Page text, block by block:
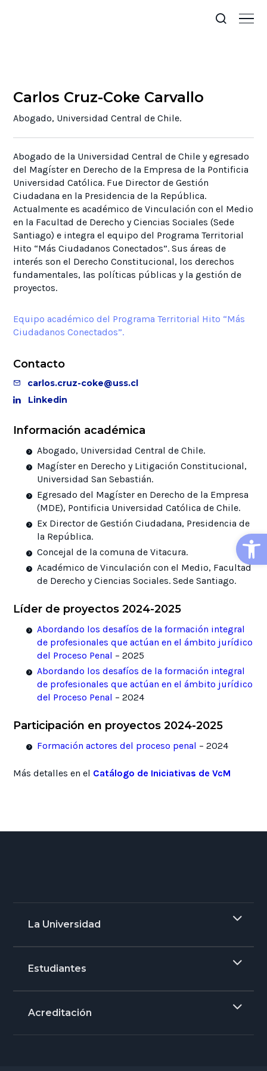
Carlos Cruz-Coke Carvallo
Abogado, Universidad Central de Chile.
Abogado de la Universidad Central de Chile y egresado
del Magíster en Derecho de la Empresa de la Pontificia
Universidad Católica. Fue Director de Gestión
Ciudadana en la Presidencia de la República.
Actualmente es académico de Vinculación con el Medio
en la Facultad de Derecho y Ciencias Sociales (Sede
Santiago) e integra el equipo del Programa Territorial
Hito “Más Ciudadanos Conectados”. Sus áreas de
interés son el Derecho Constitucional, los derechos
fundamentales, las políticas públicas y la gestión de
proyectos.
Equipo académico del Programa Territorial Hito “Más
Ciudadanos Conectados”.
Contacto
carlos.cruz-coke@uss.cl
Linkedin
Información académica
Abogado, Universidad Central de Chile.
Magíster en Derecho y Litigación Constitucional,
Universidad San Sebastián.
Egresado del Magíster en Derecho de la Empresa
(MDE), Pontificia Universidad Católica de Chile.
Ex Director de Gestión Ciudadana, Presidencia de
la República.
Concejal de la comuna de Vitacura.
Académico de Vinculación con el Medio, Facultad
de Derecho y Ciencias Sociales. Sede Santiago.
Líder de proyectos 2024-2025
Abordando los desafíos de la formación integral
de profesionales que actúan en el ámbito jurídico
del Proceso Penal – 2025
Abordando los desafíos de la formación integral
de profesionales que actúan en el ámbito jurídico
del Proceso Penal – 2024
Participación en proyectos 2024-2025
Formación actores del proceso penal – 2024
Más detalles en el Catálogo de Iniciativas de VcM
La Universidad
Estudiantes
Acreditación